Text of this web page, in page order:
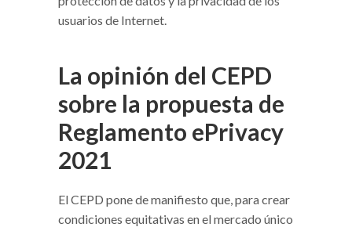
usuarios de Internet.
La opinión del CEPD
sobre la propuesta de
Reglamento ePrivacy
2021
El CEPD pone de manifiesto que, para crear
condiciones equitativas en el mercado único